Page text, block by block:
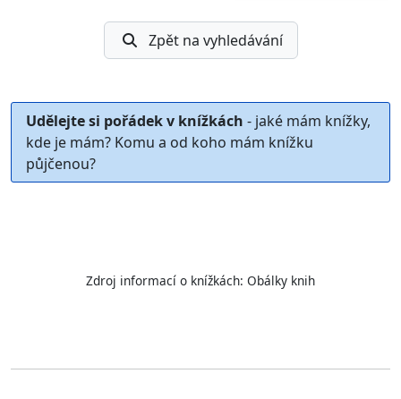
Zpět na vyhledávání
Udělejte si pořádek v knížkách - jaké mám knížky,
kde je mám? Komu a od koho mám knížku
půjčenou?
Zdroj informací o knížkách: Obálky knih